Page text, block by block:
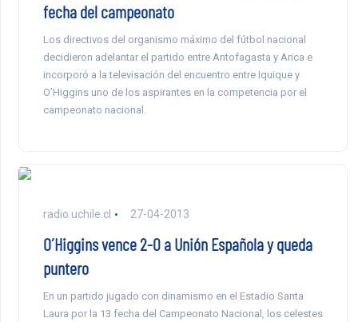
fecha del campeonato
Los directivos del organismo máximo del fútbol nacional
decidieron adelantar el partido entre Antofagasta y Arica e
incorporó a la televisación del encuentro entre Iquique y
O’Higgins uno de los aspirantes en la competencia por el
campeonato nacional.
radio.uchile.cl 27-04-2013
O´Higgins vence 2-0 a Unión Española y queda
puntero
En un partido jugado con dinamismo en el Estadio Santa
Laura por la 13 fecha del Campeonato Nacional, los celestes